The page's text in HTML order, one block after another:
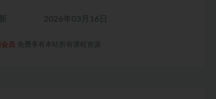
2026年03月16日
会员 免费享有本站所有课程资源